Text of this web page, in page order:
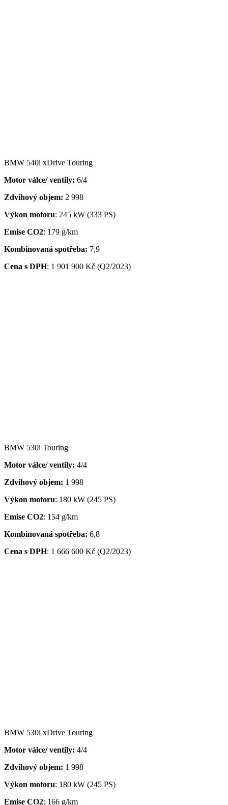
BMW 540i xDrive Touring
Motor válce/ ventily: 6/4
Zdvihový objem: 2 998
Výkon motoru: 245 kW (333 PS)
Emise CO2: 179 g/km
Kombinovaná spotřeba: 7,9
Cena s DPH: 1 901 900 Kč (Q2/2023)
BMW 530i Touring
Motor válce/ ventily: 4/4
Zdvihový objem: 1 998
Výkon motoru: 180 kW (245 PS)
Emise CO2: 154 g/km
Kombinovaná spotřeba: 6,8
Cena s DPH: 1 666 600 Kč (Q2/2023)
BMW 530i xDrive Touring
Motor válce/ ventily: 4/4
Zdvihový objem: 1 998
Výkon motoru: 180 kW (245 PS)
Emise CO2: 166 g/km